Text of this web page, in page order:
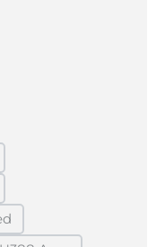
nicht verfügbar.)
nicht verfügbar.)
nicht verfügbar.)
nicht verfügbar.)
nicht verfügbar.)
nicht verfügbar.)
nicht verfügbar.)
zurzeit nicht verfügbar.)